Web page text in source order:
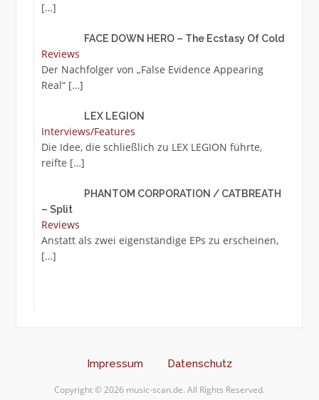
[…]
FACE DOWN HERO – The Ecstasy Of Cold
Reviews
Der Nachfolger von „False Evidence Appearing
Real“ […]
LEX LEGION
Interviews/Features
Die Idee, die schließlich zu LEX LEGION führte,
reifte […]
PHANTOM CORPORATION / CATBREATH
– Split
Reviews
Anstatt als zwei eigenständige EPs zu erscheinen,
[…]
Impressum Datenschutz
Copyright © 2026 music-scan.de. All Rights Reserved.